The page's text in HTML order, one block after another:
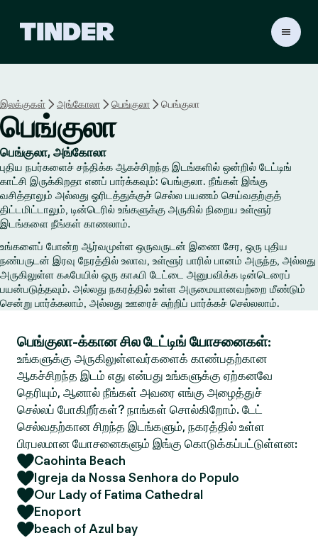
ம்
இலக்குகள் அங்கோலா பெங்குலா பெங்குலா
பெங்குலா
பெங்குலா, அங்கோலா
புதிய நபர்களைச் சந்திக்க ஆகச்சிறந்த இடங்களில் ஒன்றில் டேட்டிங்
காட்சி இருக்கிறதா எனப் பார்க்கவும்: பெங்குலா. நீங்கள் இங்கு
வசித்தாலும் அல்லது ஓரிடத்துக்குச் செல்ல பயணம் செய்வதற்குத்
திட்டமிட்டாலும், டின்டெரில் உங்களுக்கு அருகில் நிறைய உள்ளூர்
இடங்களை நீங்கள் காணலாம்.
உங்களைப் போன்ற ஆர்வமுள்ள ஒருவருடன் இணை சேர, ஒரு புதிய
நண்பருடன் இரவு நேரத்தில் உலாவ, உள்ளூர் பாரில் பானம் அருந்த, அல்லது
அருகிலுள்ள கஃபேயில் ஒரு காஃபி டேட்டை அனுபவிக்க டின்டெரைப்
பயன்படுத்தவும். அல்லது நகரத்தில் உள்ள அருமையானவற்றை மீண்டும்
சென்று பார்க்கலாம், அல்லது ஊரைச் சுற்றிப் பார்க்கச் செல்லலாம்.
பெங்குலா-க்கான சில டேட்டிங் யோசனைகள்:
உங்களுக்கு அருகிலுள்ளவர்களைக் காண்பதற்கான
ஆகச்சிறந்த இடம் எது என்பது உங்களுக்கு ஏற்கனவே
தெரியும், ஆனால் நீங்கள் அவரை எங்கு அழைத்துச்
செல்லப் போகிறீர்கள்? நாங்கள் சொல்கிறோம். டேட்
செல்வதற்கான சிறந்த இடங்களும், நகரத்தில் உள்ள
பிரபலமான யோசனைகளும் இங்கு கொடுக்கப்பட்டுள்ளன:
Caohinta Beach
Igreja da Nossa Senhora do Populo
Our Lady of Fatima Cathedral
Enoport
beach of Azul bay